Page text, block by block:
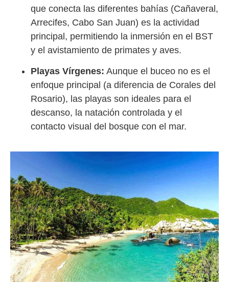
que conecta las diferentes bahías (Cañaveral,
Arrecifes, Cabo San Juan) es la actividad
principal, permitiendo la inmersión en el BST
y el avistamiento de primates y aves.
Playas Vírgenes: Aunque el buceo no es el
enfoque principal (a diferencia de Corales del
Rosario), las playas son ideales para el
descanso, la natación controlada y el
contacto visual del bosque con el mar.